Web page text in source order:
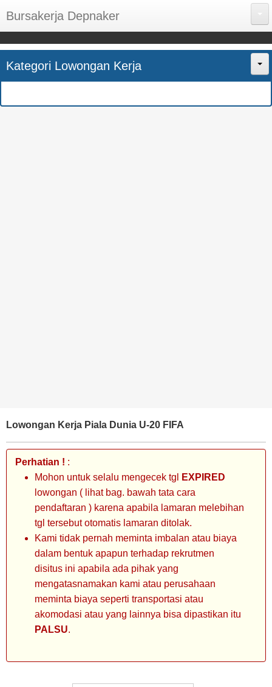
Bursakerja Depnaker
About Me
Disclaimer
Kategori Lowongan Kerja
Lowongan Kerja Piala Dunia U-20 FIFA
Perhatian ! :
Mohon untuk selalu mengecek tgl
EXPIRED
lowongan ( lihat bag. bawah tata cara
pendaftaran ) karena apabila lamaran melebihan
tgl tersebut otomatis lamaran ditolak.
Kami tidak pernah meminta imbalan atau biaya
dalam bentuk apapun terhadap rekrutmen
disitus ini apabila ada pihak yang
mengatasnamakan kami atau perusahaan
meminta biaya seperti transportasi atau
akomodasi atau yang lainnya bisa dipastikan itu
PALSU.